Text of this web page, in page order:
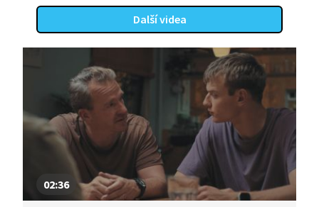
rozdílné vnímání rodičovské role a generační
rozdíly v hodnotách: ochrana za každou cenu vs.
etické dilema, kde se střetávají hodnoty lásky,
loajality, spravedlnosti a odpovědnosti vůči
společnosti. "Rodičovství je nejtěžší práce, kterou
každý rodič v životě má, a zároveň je to práce,
na kterou jsme nejméně připraveni." (M. R.
Sanders)
Další videa
02:36